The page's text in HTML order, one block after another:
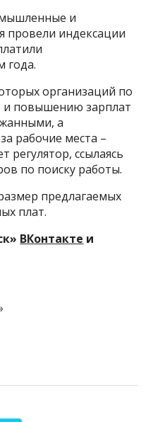
и
индексации
года.
организаций по
и повышению зарплат
а
рабочие места –
регулятор, ссылаясь
по поиску работы.
предлагаемых
плат.
ВКонтакте и